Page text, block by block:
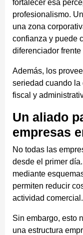
fortalecer esa
profesionalismo.
una zona
confianza y puede
diferenciador
Además, los
seriedad cuando la
fiscal y
Un aliado
empresas
No todas las
desde el primer
mediante
permiten reducir
actividad comercial.
Sin embargo, esto
una estructura